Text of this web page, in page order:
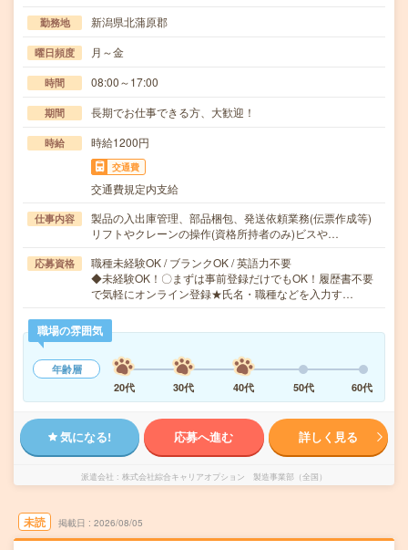
勤務地 新潟県北蒲原郡
曜日頻度 月～金
時間 08:00～17:00
期間 長期でお仕事できる方、大歓迎！
時給 時給1200円
交通費
交通費規定内支給
仕事内容
製品の入出庫管理、部品梱包、発送依頼業務(伝票作成等)
リフトやクレーンの操作(資格所持者のみ)ビスや…
応募資格
職種未経験OK / ブランクOK / 英語力不要
◆未経験OK！〇まずは事前登録だけでもOK！履歴書不要
で気軽にオンライン登録★氏名・職種などを入力す…
職場の雰囲気
年齢層
20代
30代 40代 50代 60代
気になる! 応募へ進む 詳しく見る
派遣会社 株式会社綜合キャリアオプション 製造事業部（全国）
未読 掲載日 2026/08/05